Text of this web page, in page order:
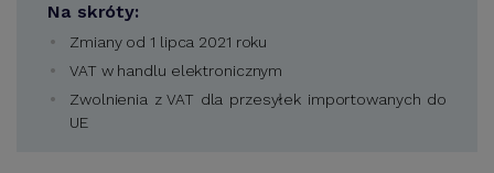
Na skróty:
Zmiany od 1 lipca 2021 roku
VAT w handlu elektronicznym
Zwolnienia z VAT dla przesyłek importowanych do
UE